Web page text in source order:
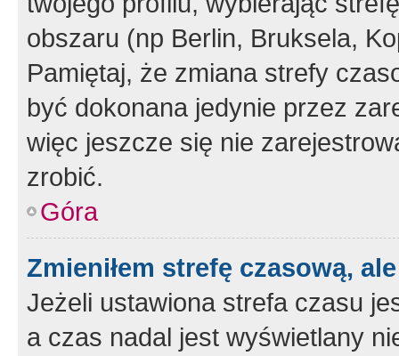
obszaru (np Berlin, Bruksela,
Pamiętaj, że zmiana strefy
być dokonana jedynie przez
więc jeszcze się nie
zrobić.
Góra
Zmieniłem strefę czasową,
Jeżeli ustawiona strefa czasu
a czas nadal jest wyświetlany